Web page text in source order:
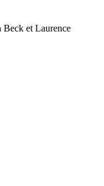
et Laurence